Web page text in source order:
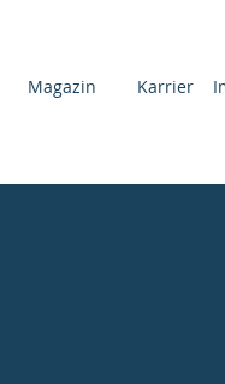
Magazin Karrier